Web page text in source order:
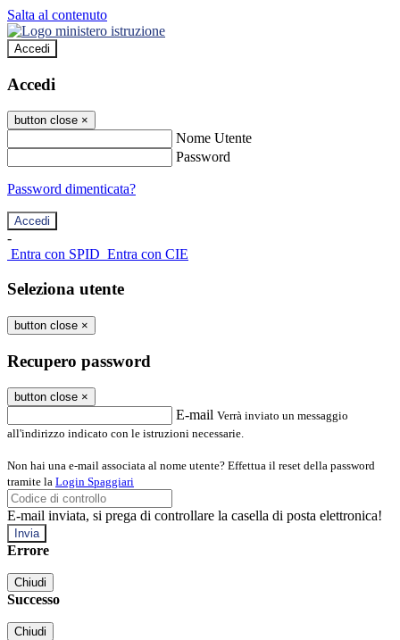
Salta al contenuto
Accedi
Accedi
button close ×
Nome Utente
Password
Password dimenticata?
-
Entra con SPID Entra con CIE
Seleziona utente
button close ×
Recupero password
button close ×
E-mail Verrà inviato un messaggio
all'indirizzo indicato con le istruzioni necessarie.
Non hai una e-mail associata al nome utente? Effettua il reset della password
tramite la Login Spaggiari
E-mail inviata, si prega di controllare la casella di posta elettronica!
Errore
Chiudi
Successo
Chiudi